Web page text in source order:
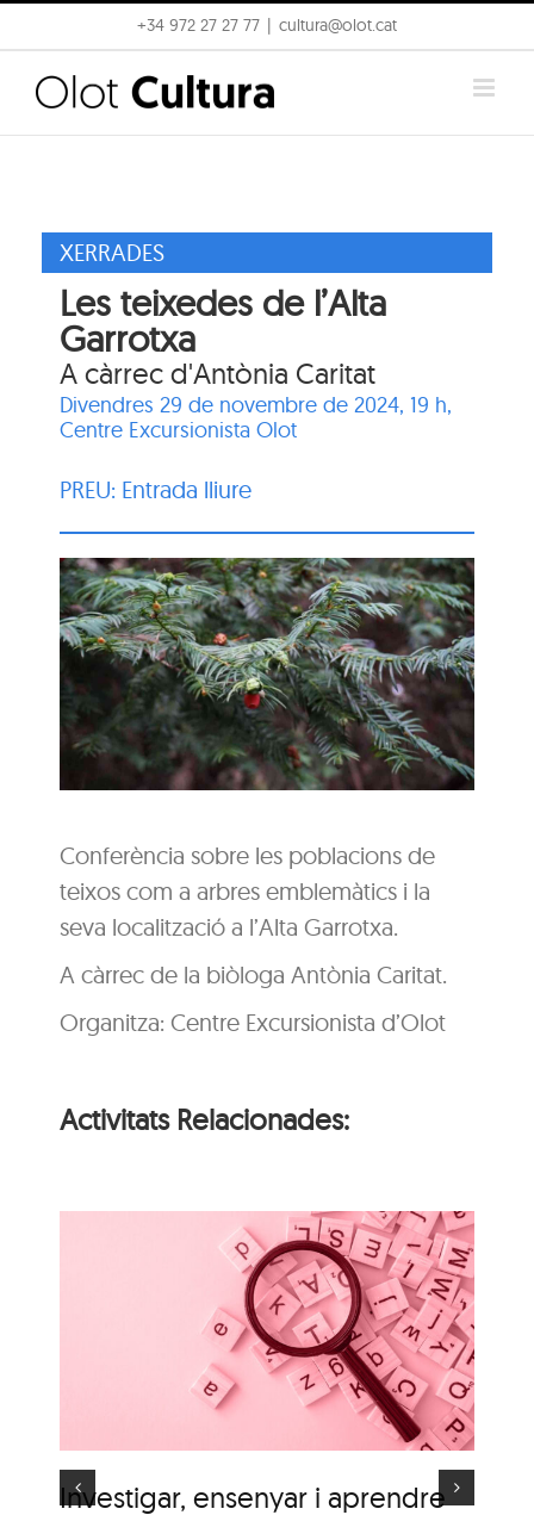
to
content
+34 972 27 27 77 cultura@olot.cat
XERRADES
Les teixedes de l’Alta
Garrotxa
A càrrec d'Antònia Caritat
Divendres 29 de novembre de 2024, 19 h,
Centre Excursionista Olot
PREU: Entrada lliure
Conferència sobre les poblacions de
teixos com a arbres emblemàtics i la
seva localització a l’Alta Garrotxa.
A càrrec de la biòloga Antònia Caritat.
Organitza: Centre Excursionista d’Olot
Activitats Relacionades:
Investigar, ensenyar i aprendre
Itinerari personal: “El
clima urbà de la ciutat
d’Olot”